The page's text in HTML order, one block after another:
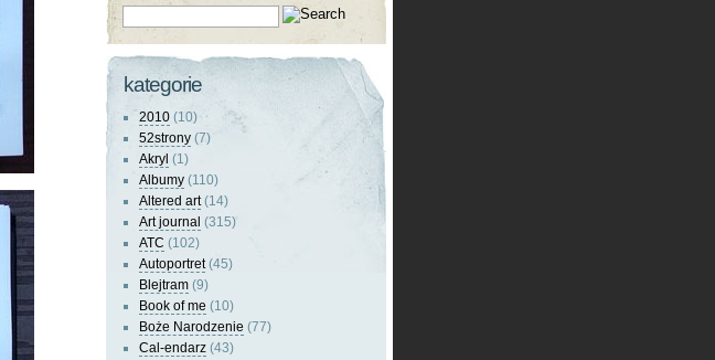
kategorie
2010 (10)
52strony (7)
Akryl (1)
Albumy (110)
Altered art(14)
Art journal (315)
ATC (102)
Autoportret(45)
Blejtram (9)
Book of me (10)
Boże Narodzenie (77)
Cal-endarz (43)